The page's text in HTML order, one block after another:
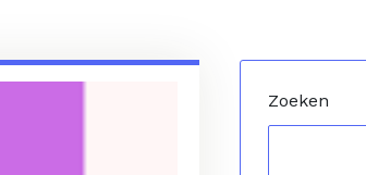
Zoeken